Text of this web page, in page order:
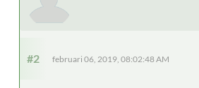
#2 februari 06, 2019, 08:02:48 AM